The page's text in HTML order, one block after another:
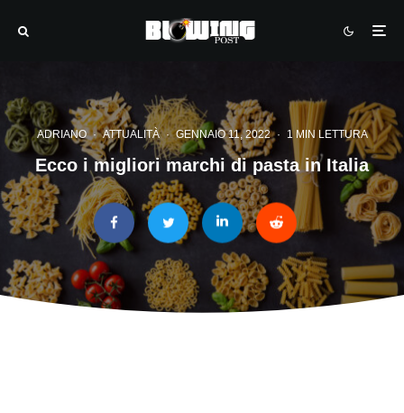
ADRIANO · ATTUALITÀ · GENNAIO 11, 2022 · 1 MIN LETTURA
Ecco i migliori marchi di pasta in Italia